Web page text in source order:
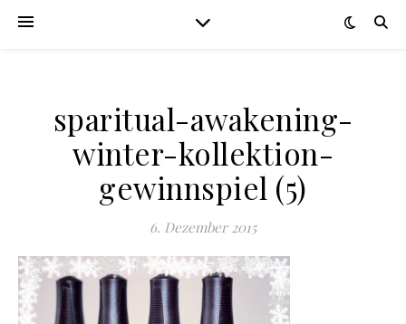
sparitual-awakening-
winter-kollektion-
gewinnspiel (5)
6. Dezember 2015